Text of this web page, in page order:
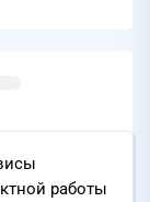
работы